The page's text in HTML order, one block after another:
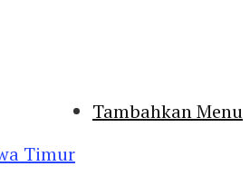
Tambahkan Menu